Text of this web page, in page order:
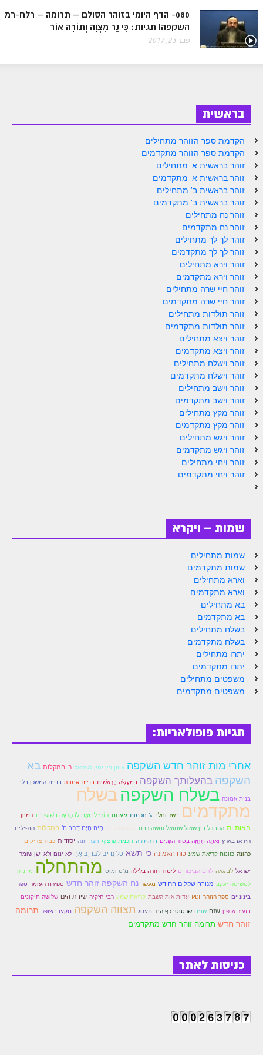
ספר הזוהר בראשית ב' מתחילים
ספר הזוהר בראשית ב' מתקדמים
ספר הזוהר לך לך מתחילים
ספר הזוהר וירא מתחילים
ספר הזוהר וירא מתקדמים
ספר הזוהר חיי שרה מתחילים
ספר הזוהר תולדות מתחילים
ספר הזוהר תולדות מתקדמים
ספר הזוהר ויצא מתחילים
ספר הזוהר ויצא מתקדמים
ספר הזוהר וישלח מתחילים
הזוהר הקדוש וישלח מתקדמים
הזוהר הקדוש וישב מתחילים
הזוהר הקדוש וישב מתקדמים
הזוהר הקדוש מקץ מתחילים
הזוהר הקדוש מקץ מתקדמים
הזוהר הקדוש ויגש מתחילים
הזוהר הקדוש ויגש מתקדמים
הזוהר הקדוש ויחי מתקדמים
הזוהר הקדוש שמות מתחילים
הזוהר הקדוש שמות מתקדמים
הזוהר הקדוש וארא מתחילים
הזוהר הקדוש וארא מתקדמים
הזוהר הקדוש בא מתחילים
הזוהר הקדוש בא מתקדמים
הזוהר הקדוש בשלח מתקדמים
הזוהר הקדוש יתרו מתחילים
הזוהר הקדוש יתרו מתקדמים
משפטים מתחילים
הזוהר הקדוש משפטים מתקדמים
הזוהר הקדוש תרומה השקפה
הזוהר הקדוש תרומה מתקדמים
הזוהר הקדוש תצווה השקפה
ספר הזוהר הקדוש כי תשא מתקדמים
080- הדף היומי בזוהר הסולם – תרומה – רלח-רמ
השקפהI תגיות: כִּי נֵר מִצְוָה וְתוֹרָה אוֹר
פבר 23, 2017
בראשית
הקדמת ספר הזוהר מתחילים
הקדמת ספר הזוהר מתקדמים
זוהר בראשית א' מתחילים
זוהר בראשית א' מתקדמים
זוהר בראשית ב' מתחילים
זוהר בראשית ב' מתקדמים
זוהר נח מתחילים
זוהר נח מתקדמים
זוהר לך לך מתחילים
זוהר לך לך מתקדמים
זוהר וירא מתחילים
זוהר וירא מתקדמים
זוהר חיי שרה מתחילים
זוהר חיי שרה מתקדמים
זוהר תולדות מתחילים
זוהר תולדות מתקדמים
זוהר ויצא מתחילים
זוהר ויצא מתקדמים
זוהר וישלח מתחילים
זוהר וישלח מתקדמים
זוהר וישב מתחילים
זוהר וישב מתקדמים
זוהר מקץ מתחילים
זוהר מקץ מתקדמים
זוהר ויגש מתחילים
זוהר ויגש מתקדמים
זוהר ויחי מתחילים
זוהר ויחי מתקדמים
שמות – ויקרא
שמות מתחילים
שמות מתקדמים
וארא מתחילים
וארא מתקדמים
בא מתחילים
בא מתקדמים
בשלח מתחילים
בשלח מתקדמים
יתרו מתחילים
יתרו מתקדמים
משפטים מתחילים
משפטים מתקדמים
תגיות פופולאריות:
אחרי מות זוהר חדש השקפה איזון בין ימין לשמאל ב' המקלות בא
השקפה בהעלותך השקפה בַּמַּעֲשֶׂה בָּרָאשִׁית בניית אמונה בניית המשכן בלב
בנית אמונה בשלח השקפהבשלח
מתקדמים בשר וחלב ג' חכמות גזענות דּוֹדִי לִי וַאֲנִי לוֹ הָרֹעֶה בַּשּׁוֹשַׁנִּים דמיון
האותיות ההבדל בין שאול שמואל ומשה רבנו הָיׂה הָיָה דְבַר ה' המקלות הנפילים
היו אז בארץ וְאַתָּה תֶּחֱזֶה בְּסוֹד הַפָּנִים ח התורה חכמת פרצוף חצר יונה יסודות כבוד צדיקים
כהונה כוונות קריאת שמע כוח האמונה כי תשא כֹּל נְדִיב לִבּוֹ יְבִיאֶהָ לא ינום ולא ישן שומר
ישראל לב גאה לחם הביכורים לימוד תורה בלילה מ"ט ומוט מהתחלה מי נתן
למשיסה יעקב מנורה שקלים החודש מעשר נח השקפה זוהר חדש ספירת העומר ספר
בינוניים ספר הזוהר PDF עדות אות השבת קריאת שמע רבי חזקיה שירת הים שלושה תיקונים
בזעיר אנפין שנה שנים שרטוטי כף היד תענוג תצווה השקפה תקעו בשופר תרומה
זוהר חדש תרומה זוהר חדש מתקדמים
כניסות לאתר